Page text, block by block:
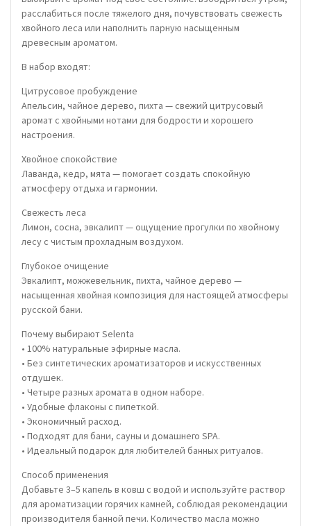
расслабиться после тяжелого дня, почувствовать свежесть
хвойного леса или наполнить парную насыщенным
древесным ароматом.
В набор входят:
Цитрусовое пробуждение
Апельсин, чайное дерево, пихта — свежий цитрусовый
аромат с хвойными нотами для бодрости и хорошего
настроения.
Хвойное спокойствие
Лаванда, кедр, мята — помогает создать спокойную
атмосферу отдыха и гармонии.
Свежесть леса
Лимон, сосна, эвкалипт — ощущение прогулки по хвойному
лесу с чистым прохладным воздухом.
Глубокое очищение
Эвкалипт, можжевельник, пихта, чайное дерево —
насыщенная хвойная композиция для настоящей атмосферы
русской бани.
Почему выбирают Selenta
• 100% натуральные эфирные масла.
• Без синтетических ароматизаторов и искусственных
отдушек.
• Четыре разных аромата в одном наборе.
• Удобные флаконы с пипеткой.
• Экономичный расход.
• Подходят для бани, сауны и домашнего SPA.
• Идеальный подарок для любителей банных ритуалов.
Способ применения
Добавьте 3–5 капель в ковш с водой и используйте раствор
для ароматизации горячих камней, соблюдая рекомендации
производителя банной печи. Количество масла можно